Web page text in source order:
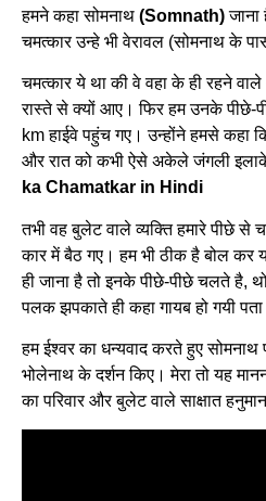
हमने कहा सोमनाथ (Somnath)जाना
चमत्कार उन्हे भी वेरावल (सोमनाथ के
चमत्कार ये था की वे वहा के ही रहने
रास्ते से क्यों आए। फिर हम उनके
km हाईवे पहुंच गए। उन्होंने हमसे कहा
और रात को कभी ऐसे अकेले जंगली
ka Chamatkar in Hindi
तभी वह बुलेट वाले व्यक्ति हमारे पीछे
कार में बैठ गए। हम भी ठीक है बोल कर
ही जाना है तो इनके पीछे-पीछे चलते है,
पलक झपकाते ही कहा गायब हो गयी पता
हम ईश्वर का धन्यवाद करते हुए
भोलेनाथ के दर्शन किए। मेरा तो यह
का परिवार और बुलेट वाले साक्षात